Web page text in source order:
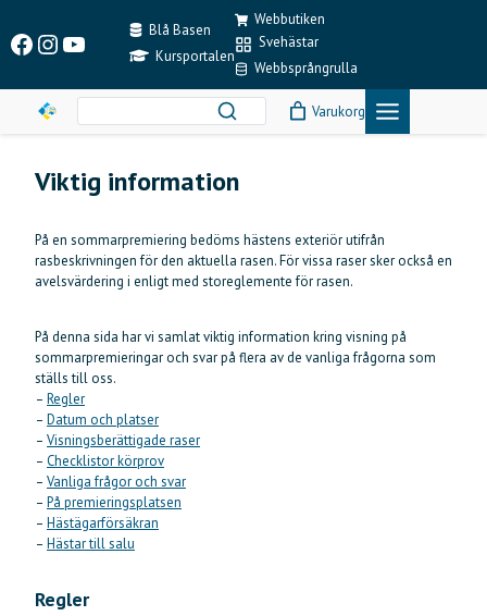
content
Facebook
Instagram
YouTubeBlå Basen
Kursportalen
Webbutiken
Svehästar
Webbsprångrulla
Varukorg
Viktig information
På en sommarpremiering bedöms hästens exteriör utifrån
rasbeskrivningen för den aktuella rasen. För vissa raser sker också en
avelsvärdering i enligt med storeglemente för rasen.
På denna sida har vi samlat viktig information kring visning på
sommarpremieringar och svar på flera av de vanliga frågorna som
ställs till oss.
– Regler
– Datum och platser
– Visningsberättigade raser
– Checklistor körprov
– Vanliga frågor och svar
– På premieringsplatsen
– Hästägarförsäkran
– Hästar till salu
Regler